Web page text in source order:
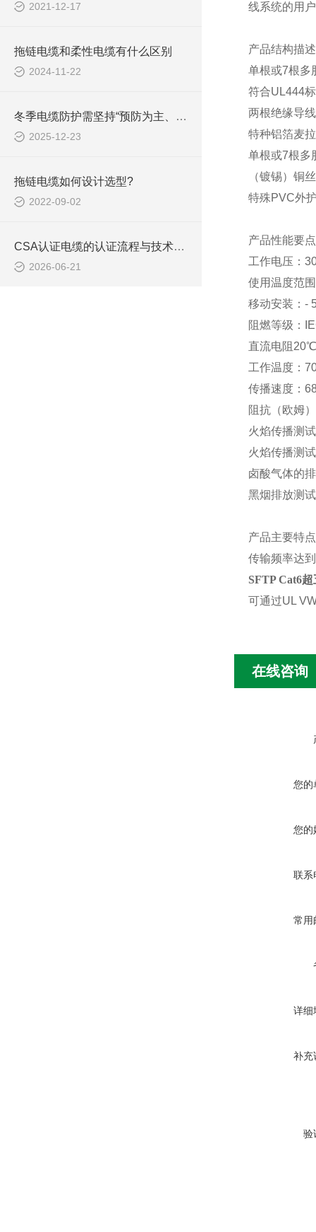
2021-12-17
拖链电缆和柔性电缆有什么区别
2024-11-22
冬季电缆防护需坚持“预防为主、防治结合”的原则
2025-12-23
拖链电缆如何设计选型?
2022-09-02
CSA认证电缆的认证流程与技术要求介绍
2026-06-21
线系统的用
产品结构描
单根或7根多
符合UL444
两根绝缘导
特种铝箔麦
单根或7根多
（镀锡）铜
特殊PVC外
产品性能要
工作电压：
使用温度范
移动安装： -
阻燃等级：
直流电阻 20℃
工作温度：
传播速度：
阻抗（欧姆
火焰传播测
火焰传播测
卤酸气体的
黑烟排放测
产品主要特点
传输频率达到
SFTP Cat6
可通过UL
在线咨询
您的
您的
联系
常用
详细
补充
验